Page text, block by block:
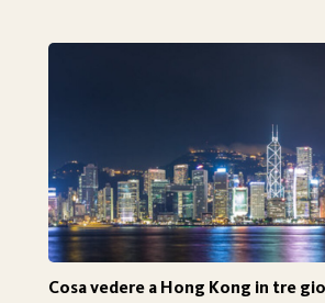
Cosa vedere a Hong Kong in tre